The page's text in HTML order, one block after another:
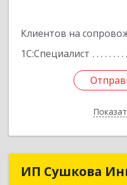
Клиентов на
1С:Специалист
ИП Сушкова